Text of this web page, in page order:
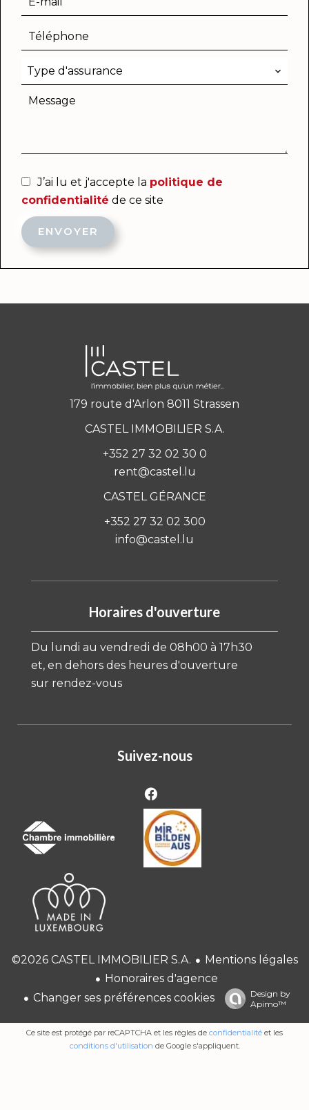
Type d'assurance
J’ai lu et j'accepte la politique de
confidentialité de ce site
ENVOYER
179 route d'Arlon 8011 Strassen
CASTEL IMMOBILIER S.A.
+352 27 32 02 30 0
rent@castel.lu
CASTEL GÉRANCE
+352 27 32 02 300
info@castel.lu
Horaires d'ouverture
Du lundi au vendredi de 08h00 à 17h30
et, en dehors des heures d'ouverture
sur rendez-vous
Suivez-nous
©2026 CASTEL IMMOBILIER S.A.
Mentions légales
Honoraires d'agence
Changer ses préférences cookies
Design by
Apimo™
Ce site est protégé par reCAPTCHA et les règles de confidentialité et les
conditions d'utilisation de Google s'appliquent.